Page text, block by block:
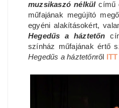
muzsikaszó nélkülcímű
műfajának megújító
egyéni alakításokért,
Hegedűs a háztetőn
színház műfajának értő
Hegedűs a háztetőnről ITT